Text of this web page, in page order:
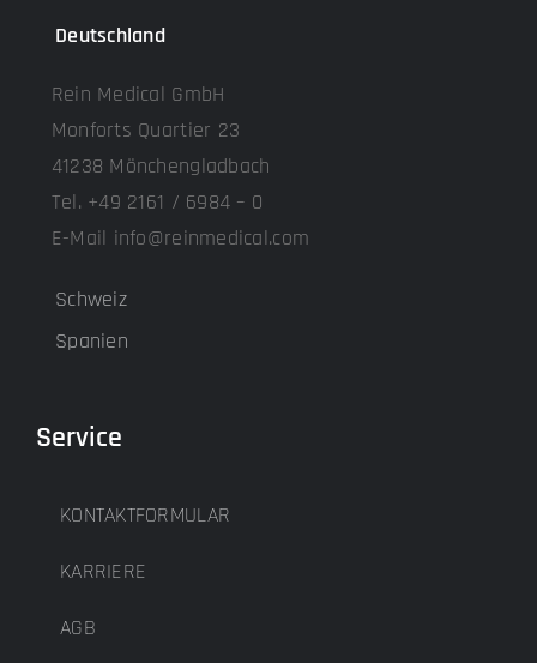
Deutschland
Rein Medical GmbH
Monforts Quartier 23
41238 Mönchengladbach
Tel. +49 2161 / 6984 – 0
E-Mail info@reinmedical.com
Schweiz
Spanien
Service
KONTAKTFORMULAR
KARRIERE
AGB